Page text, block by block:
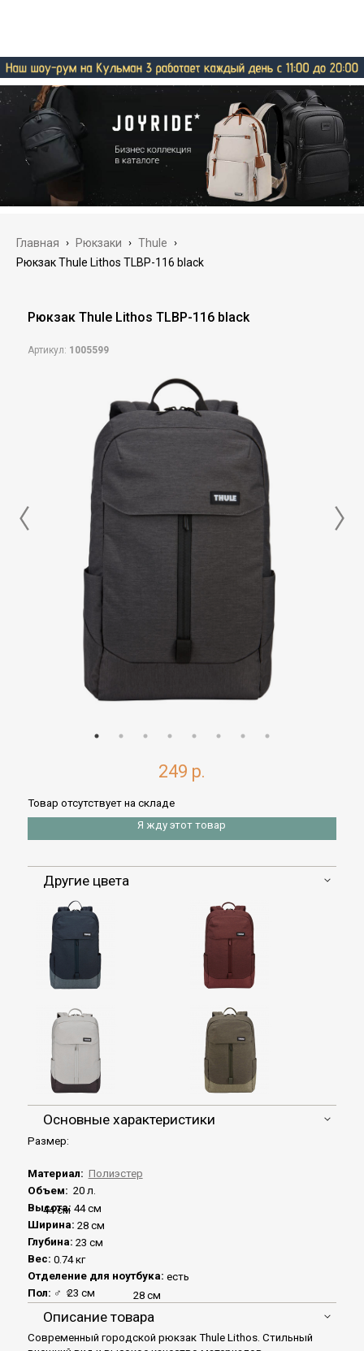
Главная › Рюкзаки › Thule ›
Рюкзак Thule Lithos TLBP-116 black
Рюкзак Thule Lithos TLBP-116 black
Артикул: 1005599
249 р.
Товар отсутствует на складе
Я жду этот товар
Другие цвета
Основные характеристики
44 см
23 см 28 см
Размер:
Материал: Полиэстер
Объем: 20 л.
Высота: 44 см
Ширина: 28 см
Глубина: 23 см
Вес: 0.74 кг
Отделение для ноутбука: есть
Пол: ♂ ♀
Описание товара
Современный городской рюкзак Thule Lithos. Стильный